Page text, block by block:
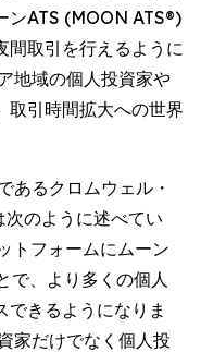
ンATS (MOON ATS®)
間取引を行えるように
地域の個人投資家や
取引時間拡大への世界
あるクロムウェル・
のように述べてい
トフォームにムーン
で、より多くの個人
きるようになりま
家だけでなく個人投